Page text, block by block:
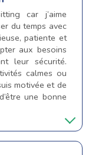
car j’aime
du temps avec
patiente et
aux besoins
leur sécurité.
calmes ou
motivée et de
une bonne